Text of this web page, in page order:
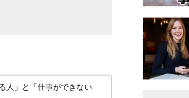
人」と「仕事ができない